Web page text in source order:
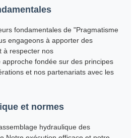
fondamentales de "Pragmatisme
engageons à apporter des
à respecter nos
approche fondée sur des principes
et nos partenariats avec les
et normes
hydraulique des